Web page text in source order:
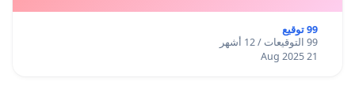
99 توقيع
99 التوقيعات / 12 أشهر
21 Aug 2025